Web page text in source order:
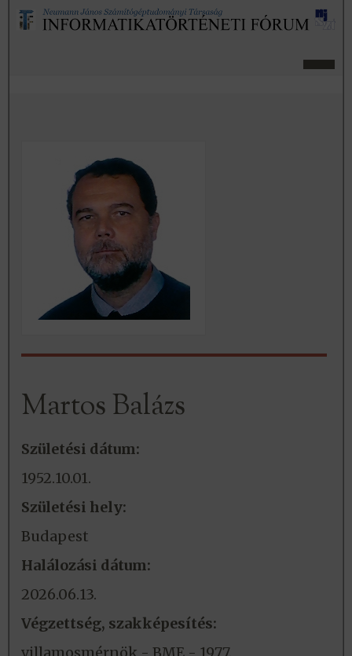
Martos Balázs
Születési dátum:
1952.10.01.
Születési hely:
Budapest
Halálozási dátum:
2026.06.13.
Végzettség, szakképesítés:
villamosmérnök - BME - 1977.